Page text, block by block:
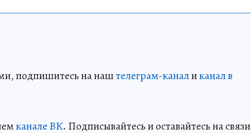
подпишитесь на наштелеграм-каналиканал в
канале ВК. Подписывайтесь и оставайтесь на связи